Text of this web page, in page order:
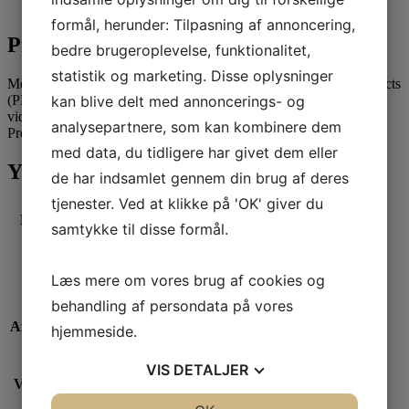
Yderligere Information
Produktbeskrivelse
Med Senior Construction Professional in Built Environment Projects
(PMI-SCP)™ certificeringsprogrammet bygger du videre på din
viden fra PMI´s Construction Professional in Built Environment
Projects (PMI-CP)™ certificeringen
Yderligere Information
Kursus
start
2026-04-07
Sprog Dansk
Afholdelse 7 april – 8. maj 2026
Varighed
3 dage (Blended learning: Fremmøde + webinar
sessions (24 timer)) + e-læring
formål, herunder: Tilpasning af annoncering,
bedre brugeroplevelse, funktionalitet,
statistik og marketing. Disse oplysninger
kan blive delt med annoncerings- og
analysepartnere, som kan kombinere dem
med data, du tidligere har givet dem eller
de har indsamlet gennem din brug af deres
tjenester. Ved at klikke på 'OK' giver du
samtykke til disse formål.
Læs mere om vores brug af cookies og
behandling af persondata på vores
hjemmeside.
VIS DETALJER